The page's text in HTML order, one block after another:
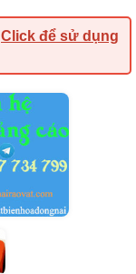
Click để sử dụng